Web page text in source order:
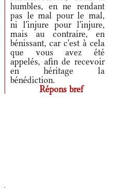
humbles, en ne rendant
pas le mal pour le mal,
ni l'injure pour l'injure,
mais au contraire, en
bénissant, car c'est à cela
que vous avez été
appelés, afin de recevoir
en héritage la
bénédiction.
Répons bref